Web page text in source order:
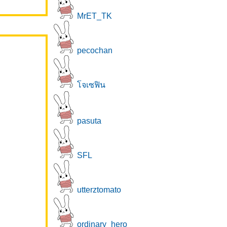
MrET_TK
pecochan
จเซฟิน
pasuta
SFL
utterztomato
ordinary_hero